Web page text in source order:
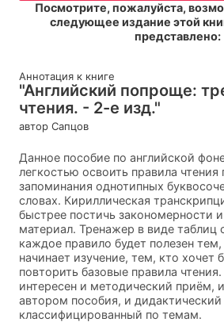
Посмотрите, пожалуйста,
следующее издание этой
представлено:
Аннотация к книге
"Английский попроще:
чтения. - 2-е изд."
автор Сапцов
Данное пособие по английской
легкостью освоить правила
запоминания однотипных
словах. Кириллическая
быстрее постичь закономерности
материал. Тренажер в виде таблиц
каждое правило будет полезен
начинает изучение, тем, кто хочет
повторить базовые правила
интересен и методический приём,
автором пособия, и дидактический
классифицированный по темам.